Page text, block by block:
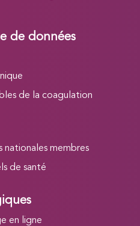
de données
de la coagulation
nationales membres
de santé
en ligne